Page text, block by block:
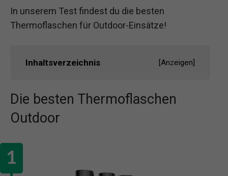
In unserem Test findest du die besten
Thermoflaschen für Outdoor-Einsätze!
Inhaltsverzeichnis [Anzeigen]
Die besten Thermoflaschen
Outdoor